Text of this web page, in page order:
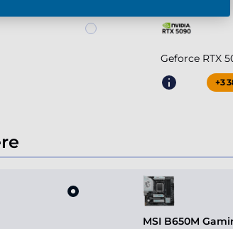
Geforce RTX
+3
MSI B650M